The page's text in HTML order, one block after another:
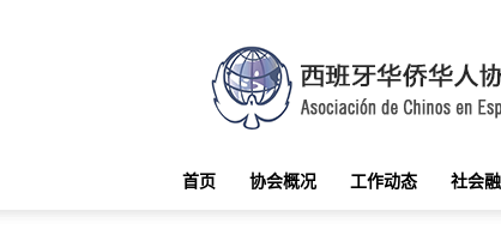
班
华
华
人
首页 协会概况 工作动态 社会